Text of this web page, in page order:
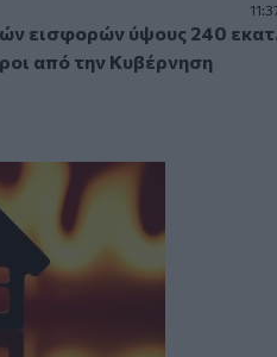
εισφορών ύψους 240 εκατ.
από την Κυβέρνηση